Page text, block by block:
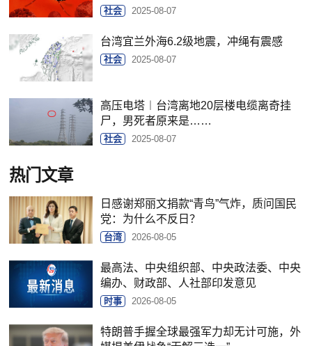
社会 2025-08-07
台湾宜兰外海6.2级地震，冲绳有震感
社会 2025-08-07
高压电塔︱台湾离地20层楼电缆离奇挂
尸，男死者原来是……
社会 2025-08-07
热门文章
日感谢郑丽文捐款“青鸟”气炸，质问国民
党：为什么不反日？
台湾 2026-08-05
最高法、中央组织部、中央政法委、中央
编办、财政部、人社部印发意见
时事 2026-08-05
特朗普手握全球最强军力却无计可施，外